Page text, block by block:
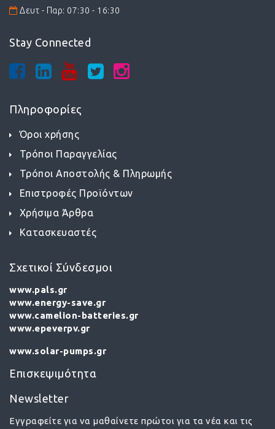
Δευτ - Παρ: 07:30 - 16:30
Stay Connected
Πληροφορίες
Όροι χρήσης
Τρόποι Παραγγελίας
Τρόποι Αποστολής & Πληρωμής
Επιστροφές Προϊόντων
Χρήσιμα Άρθρα
Κατασκευαστές
Σχετικοί Σύνδεσμοι
www.pals.gr
www.energy-save.gr
www.camelion-batteries.gr
www.epeverpv.gr
www.solar-pumps.gr
Επισκεψιμότητα
Newsletter
Εγγραφείτε για να μαθαίνετε πρώτοι για τα νέα και τις